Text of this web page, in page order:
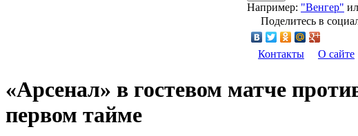
Например: "Венгер"
Поделитесь в
Контакты О сайте
«Арсенал» в гостевом матче
первом тайме